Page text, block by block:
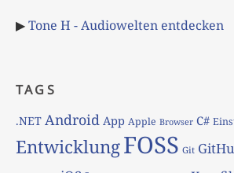
▶Tone H - Audiowelten entdecken
TAGS
.NET Android App Apple Browser C#
EntwicklungFOSS Git